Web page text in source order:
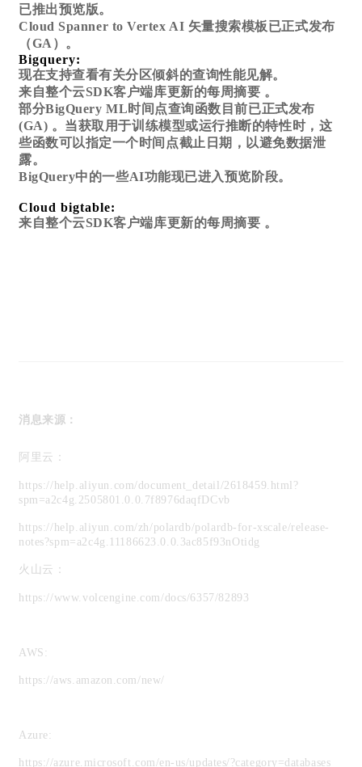
已推出预览版。
Cloud Spanner to Vertex AI 矢量搜索模板已正式发布
（GA）。
Bigquery:
现在支持查看有关分区倾斜的查询性能见解。
来自整个云SDK客户端库更新的每周摘要 。
部分BigQuery ML时间点查询函数目前已正式发布
(GA) 。当获取用于训练模型或运行推断的特性时，这
些函数可以指定一个时间点截止日期，以避免数据泄
露。
BigQuery中的一些AI功能现已进入预览阶段。
Cloud bigtable:
来自整个云SDK客户端库更新的每周摘要 。‍‍‍
消息来源：
阿里云：
https://help.aliyun.com/document_detail/2618459.html?
spm=a2c4g.2505801.0.0.7f8976daqfDCvb
https://help.aliyun.com/zh/polardb/polardb-for-xscale/release-
notes?spm=a2c4g.11186623.0.0.3ac85f93nOtidg
火山云：
https://www.volcengine.com/docs/6357/82893
AWS:
https://aws.amazon.com/new/
Azure:
https://azure.microsoft.com/en-us/updates/?category=databases